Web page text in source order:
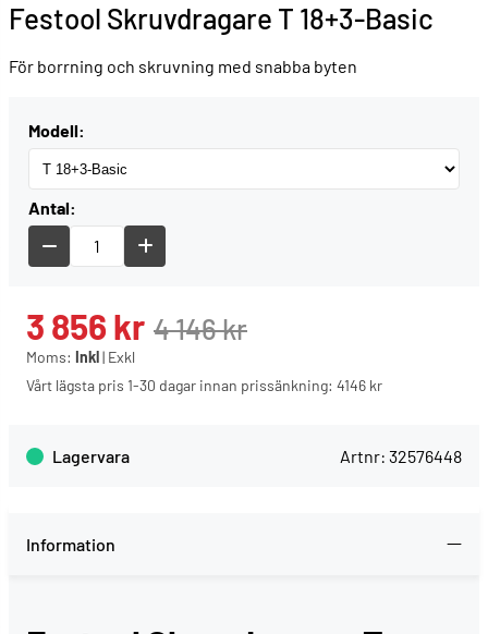
Festool Skruvdragare T 18+3-Basic
För borrning och skruvning med snabba byten
Modell:
Antal:
4 146kr
3 856 kr
Moms: Inkl| Exkl
Vårt lägsta pris 1-30 dagar innan prissänkning: 4146 kr
Lagervara Artnr: 32576448
Information